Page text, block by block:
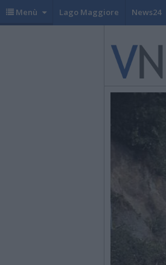
Menù Lago Maggiore News24